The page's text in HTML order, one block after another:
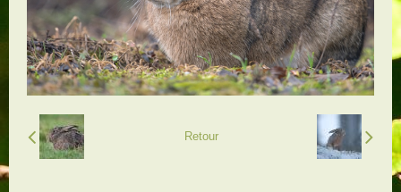
Retour